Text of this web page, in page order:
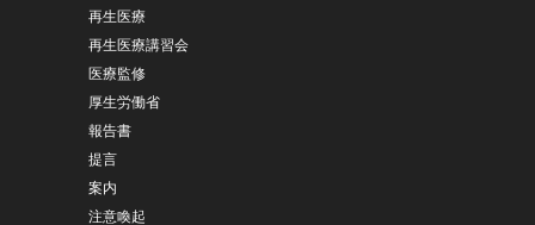
再生医療
再生医療講習会
医療監修
厚生労働省
報告書
提言
案内
注意喚起